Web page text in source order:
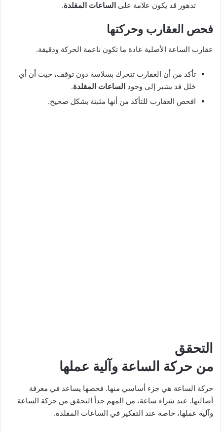
تدهور قد يكون علامة على الساعات المقلدة.
فحص العقارب وحركتها
عقارب الساعة الأصلية عادة ما تكون ناعمة الحركة ودقيقة.
تأكد من أن العقارب تتحرك بسلاسة دون توقف، حيث أن أي
خلل قد يشير إلى وجود الساعات المقلدة.
افحص العقارب للتأكد من أنها مثبتة بشكل صحيح.
التحقق
من حركة الساعة وآلية عملها
حركة الساعة هي جزء أساسي منها. فحصها يساعد في معرفة
أصالتها. عند شراء ساعة، من المهم جداً التحقق من حركة الساعة
وآلية عملها، خاصة عند التفكير في الساعات المقلدة.